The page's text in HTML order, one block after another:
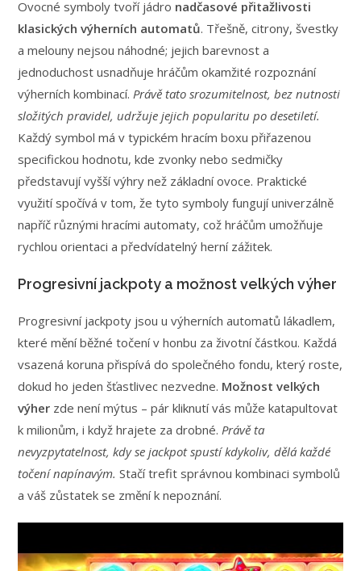
Ovocné symboly tvoří jádro nadčasové přitažlivosti
klasických výherních automatů. Třešně, citrony, švestky
a melouny nejsou náhodné; jejich barevnost a
jednoduchost usnadňuje hráčům okamžité rozpoznání
výherních kombinací.Právě tato srozumitelnost, bez nutnosti
složitých pravidel, udržuje jejich popularitu po desetiletí.
Každý symbol má v typickém hracím boxu přiřazenou
specifickou hodnotu, kde zvonky nebo sedmičky
představují vyšší výhry než základní ovoce. Praktické
využití spočívá v tom, že tyto symboly fungují univerzálně
napříč různými hracími automaty, což hráčům umožňuje
rychlou orientaci a předvídatelný herní zážitek.
Progresivní jackpoty a možnost velkých výher
Progresivní jackpoty jsou u výherních automatů lákadlem,
které mění běžné točení v honbu za životní částkou. Každá
vsazená koruna přispívá do společného fondu, který roste,
dokud ho jeden šťastlivec nezvedne. Možnost velkých
výher zde není mýtus – pár kliknutí vás může katapultovat
k milionům, i když hrajete za drobné.Právě ta
nevyzpytatelnost, kdy se jackpot spustí kdykoliv, dělá každé
točení napínavým. Stačí trefit správnou kombinaci symbolů
a váš zůstatek se změní k nepoznání.